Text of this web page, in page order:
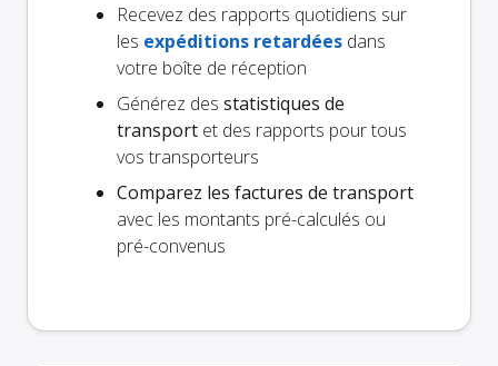
Recevez des rapports quotidiens sur
les expéditions retardées dans
votre boîte de réception
Générez des statistiques de
transport et des rapports pour tous
vos transporteurs
Comparez les factures de transport
avec les montants pré-calculés ou
pré-convenus